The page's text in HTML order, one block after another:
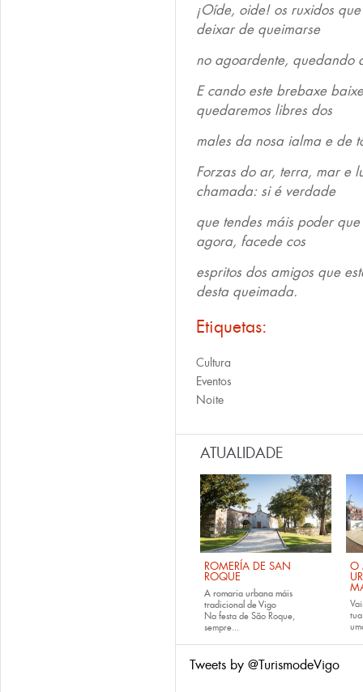
¡Oíde, oide! os ruxidos
deixar de queimarse
no agoardente, quedando
E cando este brebaxe
quedaremos libres dos
males da nosa ialma e de
Forzas do ar, terra, mar e
chamada: si é verdade
que tendes máis poder
agora, facede cos
espritos dos amigos que
desta queimada.
Etiquetas:
Cultura
Eventos
Noite
ATUALIDADE
ROMERÍA DE SAN
ROQUE
A romaria urbana máis
tradicional de Vigo
Na festa de São Roque,
sempre...
O
Tweets by @TurismodeVigo